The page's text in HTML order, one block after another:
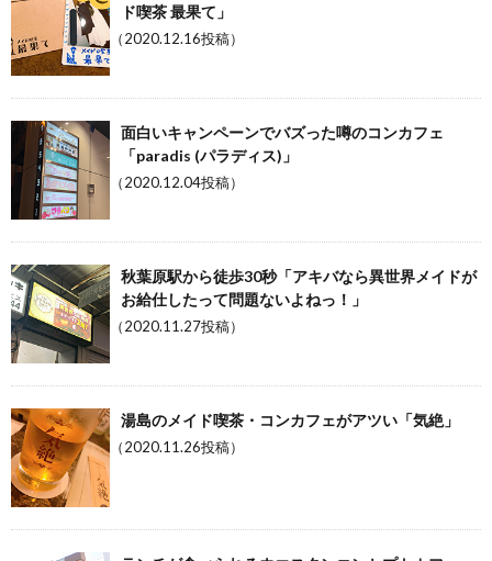
ド喫茶 最果て」
（2020.12.16投稿）
面白いキャンペーンでバズった噂のコンカフェ
「paradis (パラディス)」
（2020.12.04投稿）
秋葉原駅から徒歩30秒「アキバなら異世界メイドが
お給仕したって問題ないよねっ！」
（2020.11.27投稿）
湯島のメイド喫茶・コンカフェがアツい「気絶」
（2020.11.26投稿）